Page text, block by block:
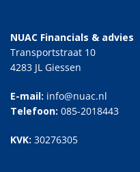
NUAC Financials & advies
Transportstraat 10
4283 JL Giessen
E-mail: info@nuac.nl
Telefoon: 085-2018443
KVK: 30276305